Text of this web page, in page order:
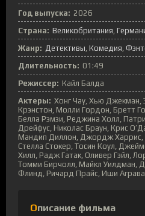
Год выпуска: 2026
Страна: Великобритания
Жанр: Детективы Комедия
Длительность: 01:49
Режиссер: Кайл Балда
Актеры: Хонг Чау, Хью Джекман,
Крэнстон, Молли Гордон, Бретт
Белла Рэмзи, Реджина Холл,
Дрейфус, Николас Браун, Крис
Мандип Диллон, Джордж Харрис,
Стелла Стокер, Тосин Коул,
Хилл, Радж Гатак, Оливер Гэйл,
Томми Бирчолл, Майкл Уилдман,
Флинд, Ричард Прайс, Иши
Описание фильма